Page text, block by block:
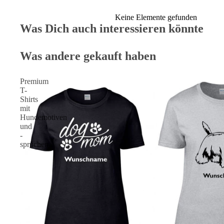
Keine Elemente gefunden
Was Dich auch interessieren könnte
Was andere gekauft haben
Premium
T-
Shirts
mit
Hundemotiven
und
-
sprüchen